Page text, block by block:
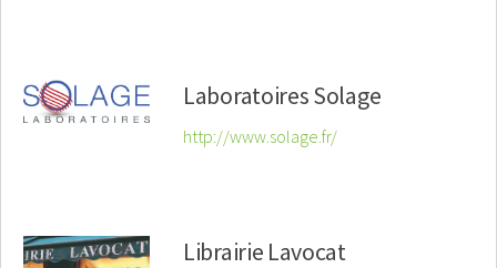
Laboratoires Solage
http://www.solage.fr/
Librairie Lavocat